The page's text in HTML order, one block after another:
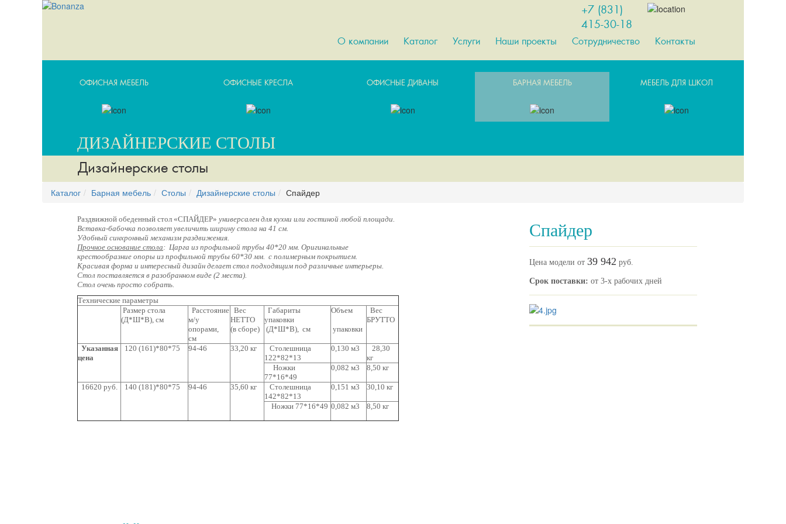
+7 (831)
415-30-18
О компании Каталог Услуги Наши проекты Сотрудничество Контакты
ОФИСНАЯ МЕБЕЛЬ ОФИСНЫЕ КРЕСЛА ОФИСНЫЕ ДИВАНЫ БАРНАЯ МЕБЕЛЬ МЕБЕЛЬ ДЛЯ ШКОЛ
ДИЗАЙНЕРСКИЕ СТОЛЫ
Дизайнерские столы
Каталог Барная мебель Столы Дизайнерские столы Спайдер
Спайдер
Цена модели от 39 942 руб.
Срок поставки: от 3-х рабочих дней
Раздвижной обеденный стол «СПАЙДЕР» универсален для кухни или гостиной любой площади.
Вставка-бабочка позволяет увеличить ширину стола на 41 см.
Удобный синхронный механизм раздвижения.
Прочное основание стола: Царга из профильной трубы 40*20 мм. Оригинальные
крестообразние опоры из профильной трубы 60*30 мм. с полимерным покрытием.
Красивая форма и интересный дизайн делает стол подходящим под различные интерьеры.
Стол поставляется в разобранном виде (2 места).
Стол очень просто собрать.
Технические параметры
Размер стола
(Д*Ш*В), см
Расстояние
м/у
опорами,
см
Вес
НЕТТО
(в сборе)
Габариты
упаковки
(Д*Ш*В), см
Объем
упаковки
Вес
БРУТТО
Указанная
цена
120 (161)*80*75 94-46 33,20 кг
Столешница
122*82*13
0,130 м3
28,30
кг
Ножки
77*16*49
0,082 м3 8,50 кг
16620 руб. 140 (181)*80*75 94-46 35,60 кг
Столешница
142*82*13
0,151 м3 30,10 кг
Ножки 77*16*49 0,082 м3 8,50 кг